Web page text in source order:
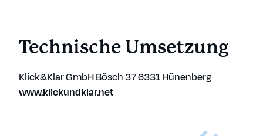
Technische Umsetzung
Klick&Klar GmbHBösch 376331 Hünenberg
www.klickundklar.net